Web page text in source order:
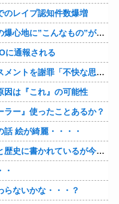
のレイプ認知件数爆増
【速報】専門家「イオンモール熊本の爆心地に”こんなもの”があったんだけど…」
に通報される
【速報】長瀬智也さん、すね毛ハラスメントを謝罪「不快な思いをさせて申し訳ありませんでした」
因は『これ』の可能性
ー』使ったことあるか？
話 絵が綺麗・・・・
織田信雄って、「織田信雄はバカ」と歴史に書かれているが今まで家が残っているんでバカではないよな？
・
らないかな・・・？